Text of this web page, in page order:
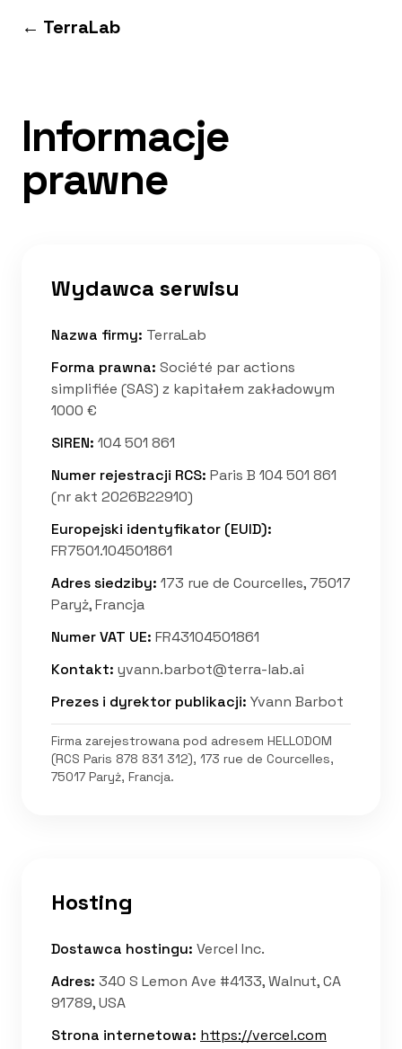
← TerraLab
Informacje
prawne
Wydawca serwisu
Nazwa firmy: TerraLab
Forma prawna: Société par actions
simplifiée (SAS) z kapitałem zakładowym
1000 €
SIREN: 104 501 861
Numer rejestracji RCS: Paris B 104 501 861
(nr akt 2026B22910)
Europejski identyfikator (EUID):
FR7501.104501861
Adres siedziby: 173 rue de Courcelles, 75017
Paryż, Francja
Numer VAT UE: FR43104501861
Kontakt: yvann.barbot@terra-lab.ai
Prezes i dyrektor publikacji: Yvann Barbot
Firma zarejestrowana pod adresem HELLODOM
(RCS Paris 878 831 312), 173 rue de Courcelles,
75017 Paryż, Francja.
Hosting
Dostawca hostingu: Vercel Inc.
Adres: 340 S Lemon Ave #4133, Walnut, CA
91789, USA
Strona internetowa: https://vercel.com